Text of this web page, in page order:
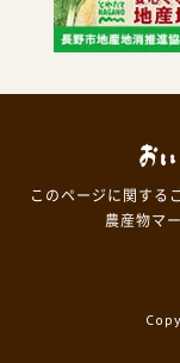
このページに関する
農産物マ